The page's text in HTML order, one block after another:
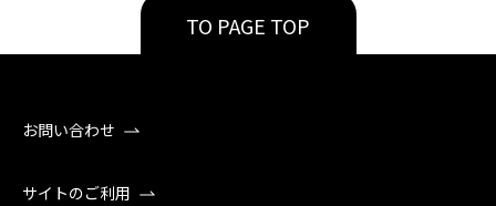
TO PAGE TOP
お問い合わせ
サイトのご利用